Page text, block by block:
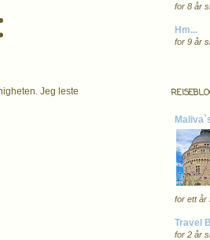
Jeg leste
for 8 år
Hm...
for 9 år
for ett år
Travel
for 2 år